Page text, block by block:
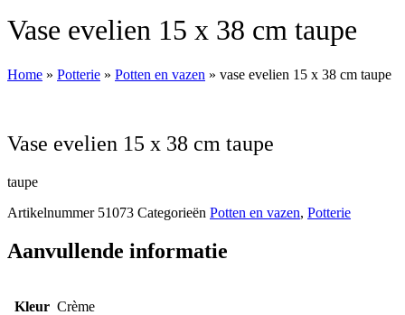
vase evelien 15 x 38 cm taupe
Home » Potterie » Potten en vazen » vase evelien 15 x 38 cm taupe
vase evelien 15 x 38 cm taupe
taupe
Artikelnummer 51073 Categorieën Potten en vazen, Potterie
Aanvullende informatie
Kleur Crème